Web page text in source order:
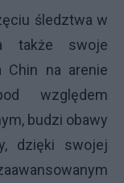
śledztwa w
także swoje
Chin na arenie
względem
budzi obawy
dzięki swojej